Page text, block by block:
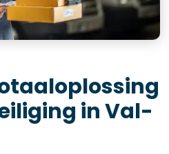
in Val-